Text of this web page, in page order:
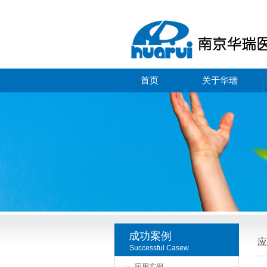
首页 关于华瑞
成功案例
Successful Casew